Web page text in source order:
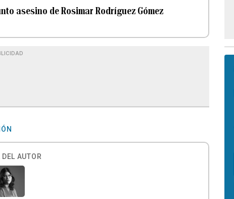
asesino de Rosimar Rodríguez Gómez
AUTOR